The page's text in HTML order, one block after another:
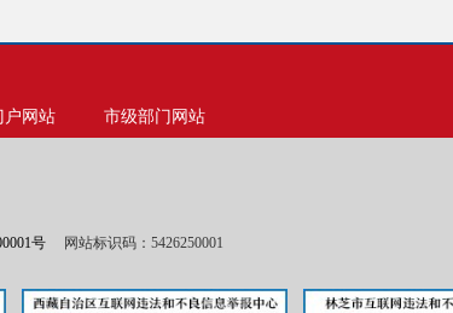
政府信息2640条；
常务决策会议、政策法规、政策解
户网站 市级部门网站
号 网站标识码：5426250001